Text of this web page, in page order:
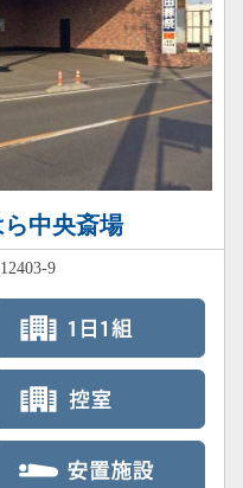
中央斎場
9